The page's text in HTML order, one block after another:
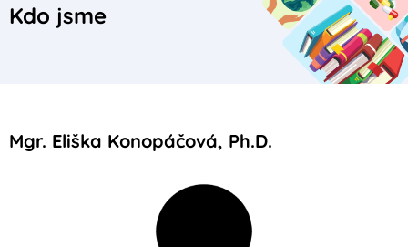
Kdo jsme
Mgr. Eliška Konopáčová, Ph.D.